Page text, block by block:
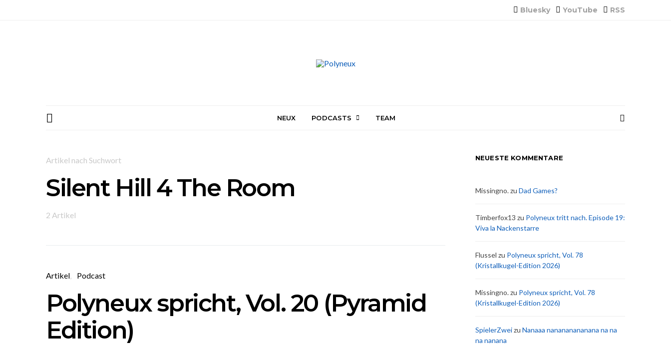
Bluesky YouTube RSS
NEUX PODCASTS TEAM
Artikel nach Suchwort
Silent Hill 4 The Room
2 Artikel
Artikel Podcast
Polyneux spricht, Vol. 20 (Pyramid
Edition)
NEUESTE KOMMENTARE
Missingno.zu Dad Games?
Timberfox13 zu Polyneux tritt nach. Episode 19:
Viva la Nackenstarre
Flussel zu Polyneux spricht, Vol. 78
(Kristallkugel-Edition 2026)
Missingno.zu Polyneux spricht, Vol. 78
(Kristallkugel-Edition 2026)
SpielerZweizu Nanaaa nanananananana na na
na nanana